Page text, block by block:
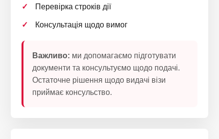
Перевірка строків дії
Консультація щодо вимог
Важливо: ми допомагаємо підготувати
документи та консультуємо щодо подачі.
Остаточне рішення щодо видачі візи
приймає консульство.